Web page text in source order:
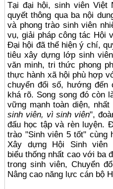
Tại đại hội, sinh viên Việt
quyết thông qua ba nội
và phong trào sinh viên
vụ, giải pháp công tác Hội
Đại hội đã thể hiện ý chí,
tiêu xây dựng lớp sinh
văn minh, tri thức phong
thực hành xã hội phù hợp
chuyển đổi số, hướng
khá rõ. Song song đó còn
vững mạnh toàn diện,
sinh viên, vì sinh viên",
đấu học tập và rèn luyện.
trào "Sinh viên 5 tốt"
Xây dựng Hội Sinh
biểu thống nhất cao với ba
trong sinh viên, Chuyển
Nâng cao năng lực cán bộ